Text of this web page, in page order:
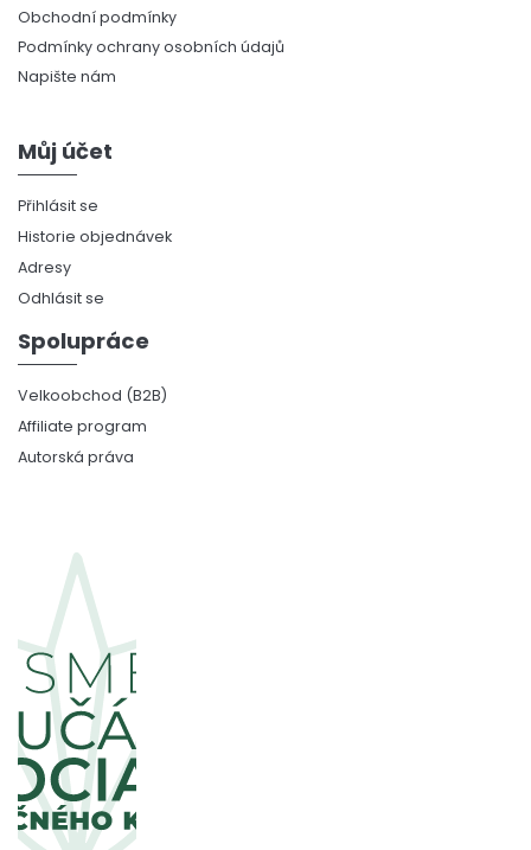
Obchodní podmínky
Podmínky ochrany osobních údajů
Napište nám
Můj účet
Přihlásit se
Historie objednávek
Adresy
Odhlásit se
Spolupráce
Velkoobchod (B2B)
Affiliate program
Autorská práva